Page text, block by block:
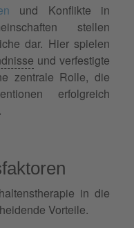
und Konflikte in
stellen
dar. Hier spielen
und verfestigte
zentrale Rolle, die
erfolgreich
in die
Vorteile.